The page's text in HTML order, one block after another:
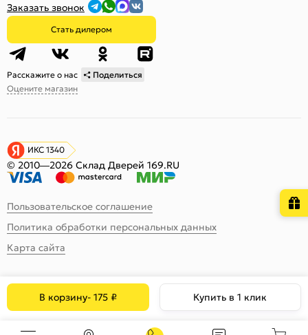
В корзину- 175₽ Купить в 1 клик
Заказать звонок
Стать дилером
Расскажите о нас
Поделиться
Оцените магазин
ИКС 1340
© 2010—2026 Склад Дверей 169.RU
Пользовательское соглашение
Политика обработки персональных данных
Карта сайта